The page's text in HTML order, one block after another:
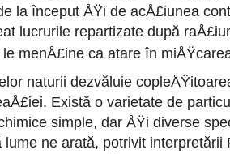
la început ÅŸi de acÅ£iunea
lucrurile repartizate după
menÅ£ine ca atare în
naturii dezvăluie
Există o varietate de
simple, dar ÅŸi diverse
lume ne arată, potrivit interpretării